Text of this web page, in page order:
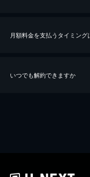
※40％ポイント還元の対象は、ク
iOSアプリのUコイン決済による
月額料金を支払うタイミング
いつでも解約できますか